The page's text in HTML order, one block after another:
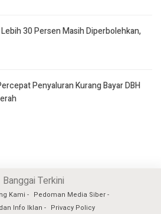
30 Persen Masih Diperbolehkan,
Penyaluran Kurang Bayar DBH
Kami
Pedoman Media Siber
Info Iklan
Privacy Policy